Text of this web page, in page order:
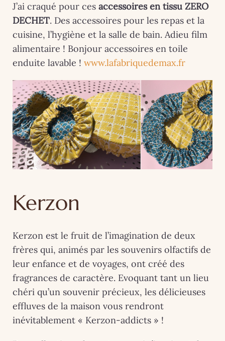
J’ai craqué pour ces accessoires en tissu ZERO
DECHET. Des accessoires pour les repas et la
cuisine, l’hygiène et la salle de bain. Adieu film
alimentaire ! Bonjour accessoires en toile
enduite lavable ! www.lafabriquedemax.fr
Kerzon
Kerzon est le fruit de l’imagination de deux
frères qui, animés par les souvenirs olfactifs de
leur enfance et de voyages, ont créé des
fragrances de caractère. Evoquant tant un lieu
chéri qu’un souvenir précieux, les délicieuses
effluves de la maison vous rendront
inévitablement « Kerzon-addicts » !